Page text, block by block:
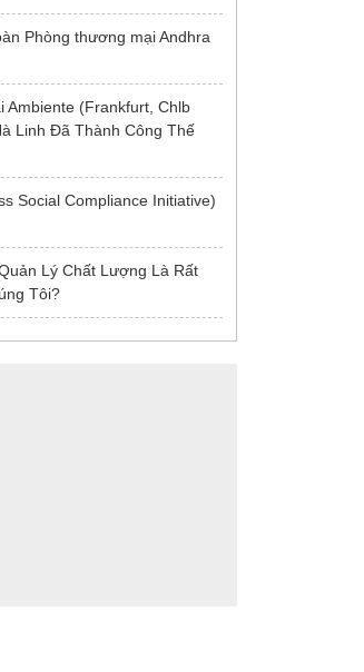
Phòng thương mại Andhra
Ambiente (Frankfurt, Chlb
Linh Đã Thành Công Thế
Social Compliance Initiative)
Lý Chất Lượng Là Rất
Tôi?